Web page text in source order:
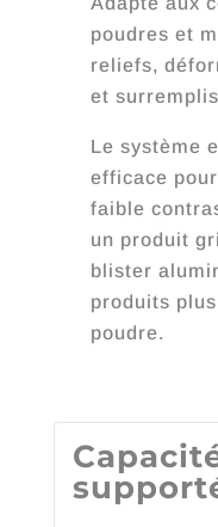
poudres et
reliefs,
et
Le système
efficace
faible
un produit
blister
produits
poudre.